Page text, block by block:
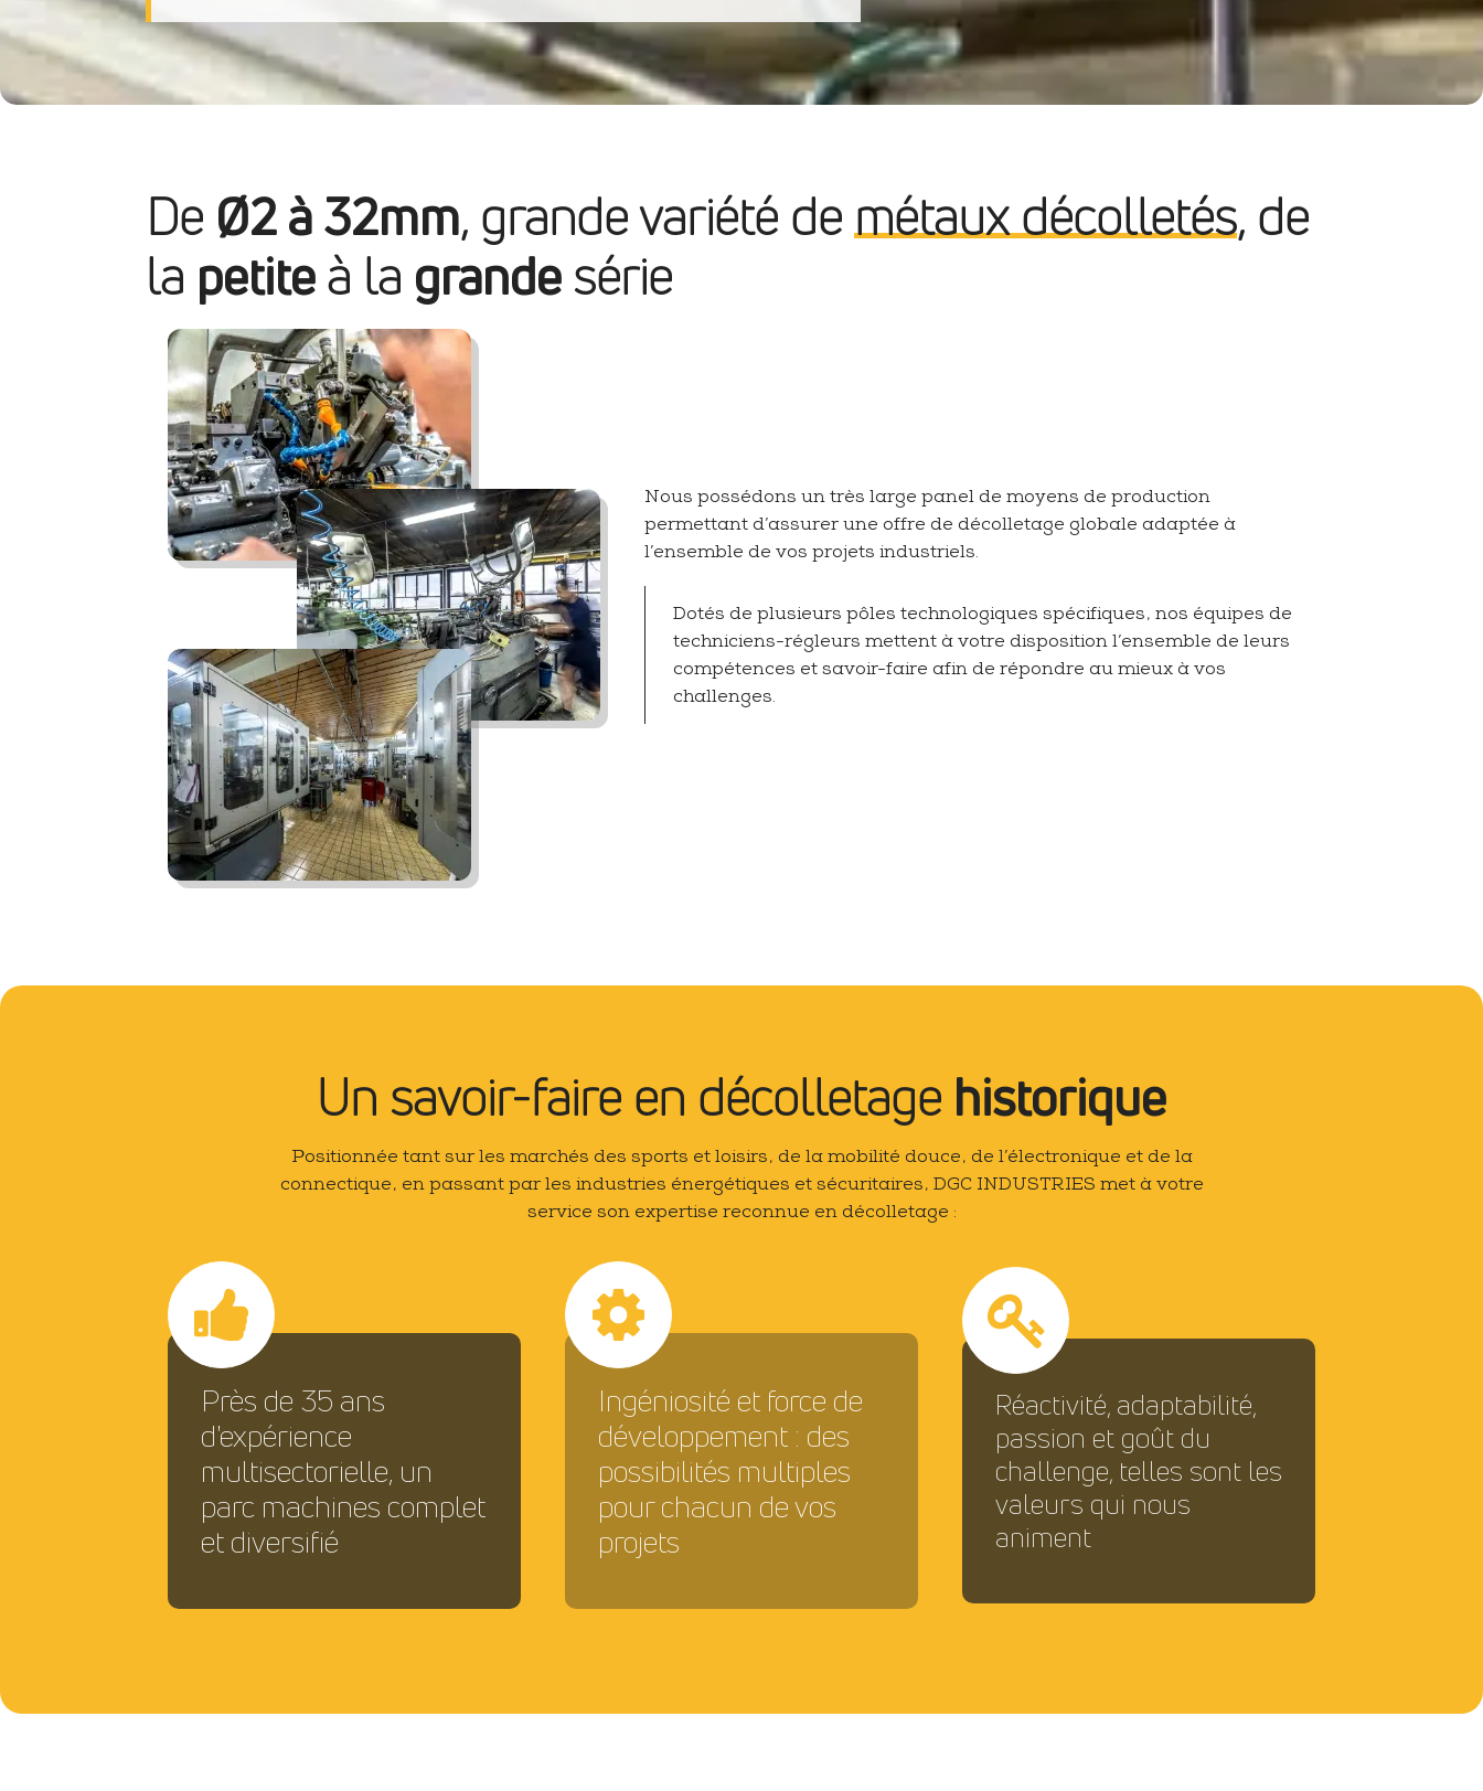
Bureau d'études Décolletage de précision
Traitements & finitions Montage & assemblage
éclairage
armement
décolletage
De Ø2 à 32mm, grande variété demétaux décolletés, de
la petiteà la grandesérie
Nous possédons un très large panel de moyens de production
permettant d’assurer une offre de décolletage globale adaptée à
l’ensemble de vos projets industriels.
Dotés de plusieurs pôles technologiques spécifiques, nos équipes de
techniciens-régleurs mettent à votre disposition l’ensemble de leurs
compétences et savoir-faire afin de répondre au mieux à vos
challenges.
Un savoir-faire en décolletage historique
Positionnée tant sur les marchés des sports et loisirs, de la mobilité douce, de l’électronique et de la
connectique, en passant par les industries énergétiques et sécuritaires, DGC INDUSTRIES met à votre
service son expertise reconnue en décolletage :
Près de 35 ans
d'expérience
multisectorielle, un
parc machines complet
et diversifié
Ingéniosité et force de
développement : des
possibilités multiples
pour chacun de vos
projets
Réactivité, adaptabilité,
passion et goût du
challenge, telles sont les
valeurs qui nous
animent